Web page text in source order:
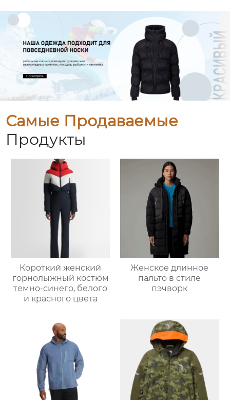
Самые Продаваемые
Продукты
Короткий женский
горнолыжный костюм
темно-синего, белого
и красного цвета
Женское длинное
пальто в стиле
пэчворк